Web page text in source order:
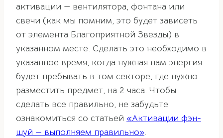
активации — вентилятора, фонтана или
свечи (как мы помним, это будет зависеть
от элемента Благоприятной Звезды) в
указанном месте. Сделать это необходимо в
указанное время, когда нужная нам энергия
будет пребывать в том секторе, где нужно
разместить предмет, на 2 часа. Чтобы
сделать все правильно, не забудьте
ознакомиться со статьей «Активации фэн-
шуй — выполняем правильно».